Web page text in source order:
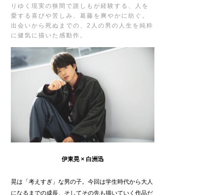
りゆく現実の狭間で誰しもが経験する、人を
愛する喜びや苦しみ、葛藤を爽やかに紡ぐ。
出会いから死ぬまでの、2人の男の人生を純粋
に健気に描いた感動作。
伊東晃 × 白洲迅
晃は「考えすぎ」な男の子。今回は学生時代から大人
になるまでの成長、そしてその先も描いていく作品だ